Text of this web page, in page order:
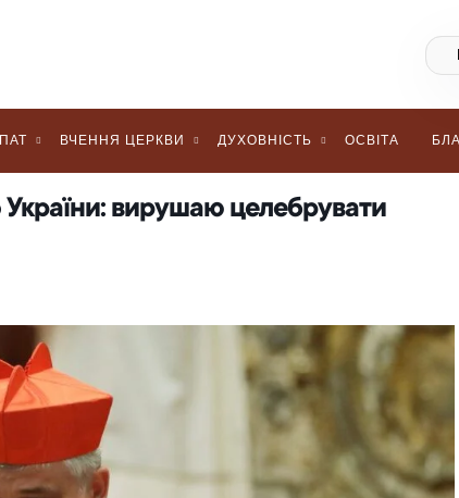
ВЧЕННЯ ЦЕРКВИ ДУХОВНІСТЬ ОСВІТА
вирушаю целебрувати